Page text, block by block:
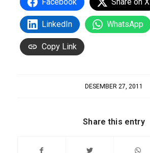
LinkedIn WhatsApp
Copy Link
DESEMBER 27, 2011
Share this entry